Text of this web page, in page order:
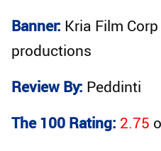
Banner: Kria Film
productions
Review By: Peddinti
The 100 Rating: 2.75